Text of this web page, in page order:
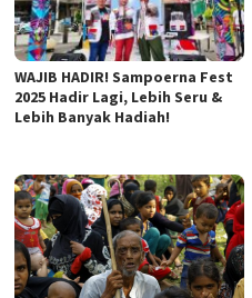
WAJIB HADIR! Sampoerna Fest
2025 Hadir Lagi, Lebih Seru &
Lebih Banyak Hadiah!